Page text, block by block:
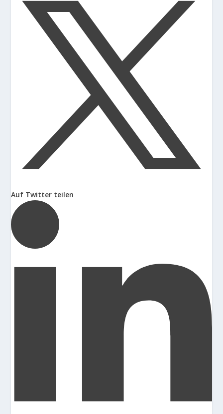
Auf Twitter teilen